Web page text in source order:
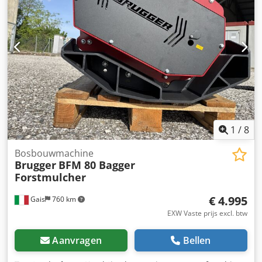
kegelrollagers die beschermen tegen spanning en druk. De
kegellagers kunnen worden gesmeerd voor een lange
levensduur. Een krachtige HMT 500 hydraulische motor
met tot 1.800 Nm geeft je het nodige koppel voor efficiënt
werk, van 25 l/min tot 125 l/min en 210 bar druk. Gewicht
70 kg Inbegrepen: - Aandrijfeenheid met krachtige
hydraulische HMT-motor, gewicht 70 kg - Boorkegel met
punt Ø 200 mm 270 mm/400 mm lang, 6xM16 draad LK173
aan de voorkant Totale lengte 270 mm + boorkegelpunt
130 mm = 400 mm Diameter 200 mm Gewicht 30 kg Totaal
gewicht 100 kg
HMT500, met maximaal 1600 nm de nodige koppel voor
krachtige en efficiënte werk. Volume tot 125 l/min olie, tot
210 bar druk, snelheid van 240 RPM. Artikelnr: MTT500
Handboren, boor kegel en overige hulpprogramma's op
aanvraag en tegen extra kosten. Chedpfx Aodf Sgrsf Rsa
Snel veranderen shots MS 01 - MS03 - MS08 of andere
adapter ook op verzoek en tegen bijbetaling.
1 /8
Gais 760 km
Bosbouwmachine
Brugger BFM 80 Bagger
Forstmulcher
€ 4.995
EXW Vaste prijs excl. btw
Aanvragen Bellen